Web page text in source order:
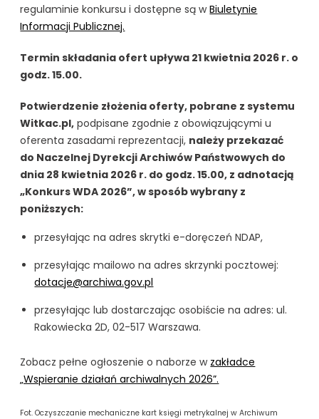
regulaminie konkursu i dostępne są wBiuletynie
Informacji Publicznej.
Termin składania ofert upływa 21 kwietnia 2026 r. o
godz. 15.00.
Potwierdzenie złożenia oferty, pobrane z systemu
Witkac.pl, podpisane zgodnie z obowiązującymi u
oferenta zasadami reprezentacji, należy przekazać
do Naczelnej Dyrekcji Archiwów Państwowych do
dnia 28 kwietnia 2026 r. do godz. 15.00, z adnotacją
„Konkurs WDA 2026”, w sposób wybrany z
poniższych:
przesyłając na adres skrytki e-doręczeń NDAP,
przesyłając mailowo na adres skrzynki pocztowej:
dotacje@archiwa.gov.pl
przesyłając lub dostarczając osobiście na adres: ul.
Rakowiecka 2D, 02-517 Warszawa.
Zobacz pełne ogłoszenie o naborze w zakładce
„Wspieranie działań archiwalnych 2026”.
Fot. Oczyszczanie mechaniczne kart księgi metrykalnej w Archiwum